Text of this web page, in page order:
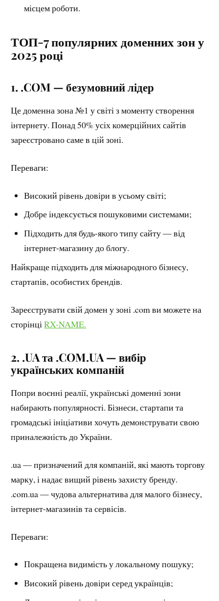
місцем роботи.
ТОП-7 популярних доменних зон у
2025 році
1. .COM — безумовний лідер
Це доменна зона №1 у світі з моменту створення
інтернету. Понад 50% усіх комерційних сайтів
зареєстровано саме в цій зоні.
Переваги:
Високий рівень довіри в усьому світі;
Добре індексується пошуковими системами;
Підходить для будь-якого типу сайту — від
інтернет-магазину до блогу.
Найкраще підходить для міжнародного бізнесу,
стартапів, особистих брендів.
Зареєструвати свій домен у зоні .com ви можете на
сторінціRX-NAME.
2. .UA та .COM.UA — вибір
українських компаній
Попри воєнні реалії, українські доменні зони
набирають популярності. Бізнеси, стартапи та
громадські ініціативи хочуть демонструвати свою
приналежність до України.
.ua — призначений для компаній, які мають торгову
марку, і надає вищий рівень захисту бренду.
.com.ua — чудова альтернатива для малого бізнесу,
інтернет-магазинів та сервісів.
Переваги:
Покращена видимість у локальному пошуку;
Високий рівень довіри серед українців;